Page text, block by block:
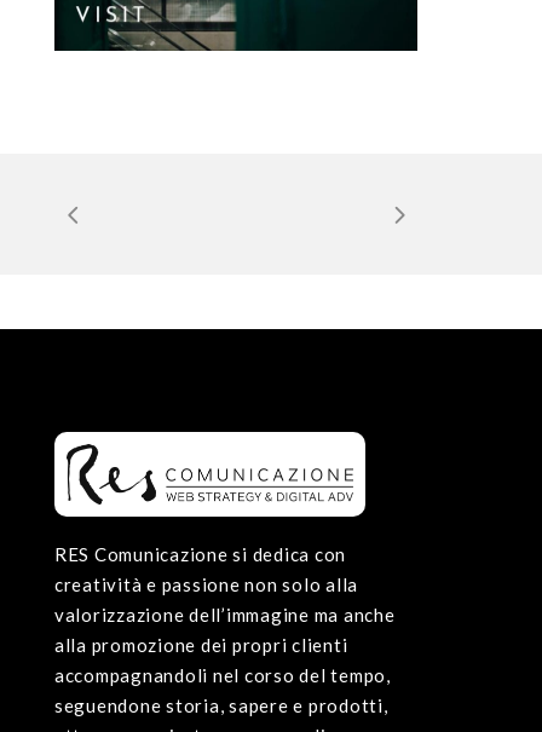
RES Comunicazione si dedica con
creatività e passione non solo alla
valorizzazione dell’immagine ma anche
alla promozione dei propri clienti
accompagnandoli nel corso del tempo,
seguendone storia, sapere e prodotti,